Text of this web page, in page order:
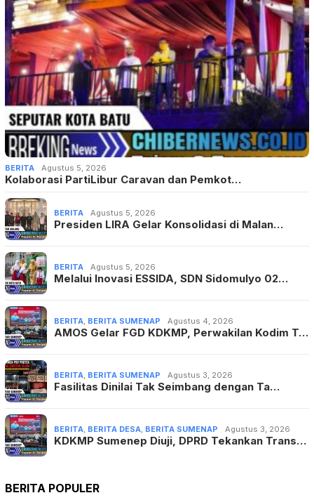
BERITA Agustus 5, 2026
Kolaborasi PartiLibur Caravan dan Pemkot…
BERITA Agustus 5, 2026
Presiden LIRA Gelar Konsolidasi di Malan…
BERITA Agustus 5, 2026
Melalui Inovasi ESSIDA, SDN Sidomulyo 02…
BERITA BERITA SUMENAP Agustus 4, 2026
AMOS Gelar FGD KDKMP, Perwakilan Kodim T…
BERITA BERITA SUMENAP Agustus 3, 2026
Fasilitas Dinilai Tak Seimbang dengan Ta…
BERITA BERITA DESA BERITA SUMENAP Agustus 3, 2026
KDKMP Sumenep Diuji, DPRD Tekankan Trans…
BERITA POPULER